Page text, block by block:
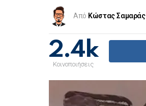
Από Κώστας Σαμαράς
2.4k
Κοινοποιήσεις